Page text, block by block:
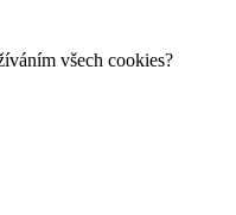
všech cookies?